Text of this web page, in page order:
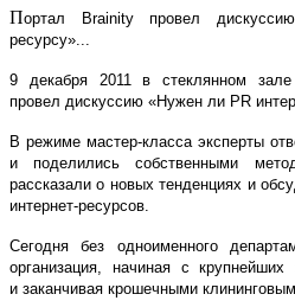
Портал Brainity провел
ресурсу»...
9 декабря 2011 в стеклянном
провел дискуссию «Нужен ли PR
В режиме мастер-класса эксперты
и поделились собственными
рассказали о новых тенденциях и
интернет-ресурсов.
Сегодня без одноименного
организация, начиная с крупнейших
и заканчивая крошечными